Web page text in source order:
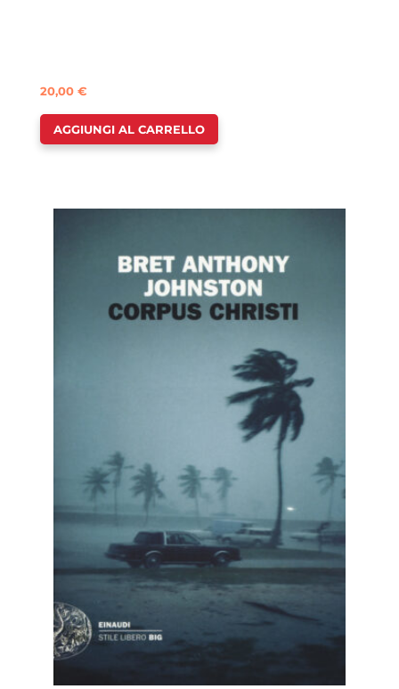
20,00€
AGGIUNGI AL CARRELLO